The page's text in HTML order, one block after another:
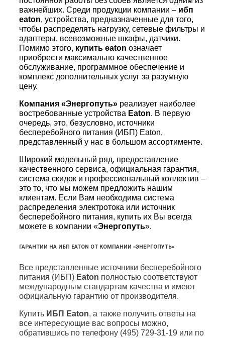
важнейших. Среди продукции компании – ибп
eaton, устройства, предназначенные для того,
чтобы распределять нагрузку, сетевые фильтры и
адаптеры, всевозможные шкафы, датчики.
Помимо этого, купить eaton означает
приобрести максимально качественное
обслуживание, программное обеспечение и
комплекс дополнительных услуг за разумную
цену.
Компания «Энергопуть» реализует наиболее
востребованные устройства Eaton. В первую
очередь, это, безусловно, источники
бесперебойного питания (ИБП) Eaton,
представленный у нас в большом ассортименте.
Широкий модельный ряд, предоставление
качественного сервиса, официальная гарантия,
система скидок и профессиональный коллектив –
это то, что мы можем предложить нашим
клиентам. Если Вам необходима система
распределения электротока или источник
бесперебойного питания, купить их Вы всегда
можете в компании «Энергопуть».
ГАРАНТИИ НА ИБП EATON ОТ КОМПАНИИ «ЭНЕРГОПУТЬ»
Все представленные источники бесперебойного
питания (ИБП) Eaton полностью соответствуют
международным стандартам качества и имеют
официальную гарантию от производителя.
Купить ИБП Eaton, а также получить ответы на
все интересующие вас вопросы можно,
обратившись по телефону (495) 729-31-19 или по